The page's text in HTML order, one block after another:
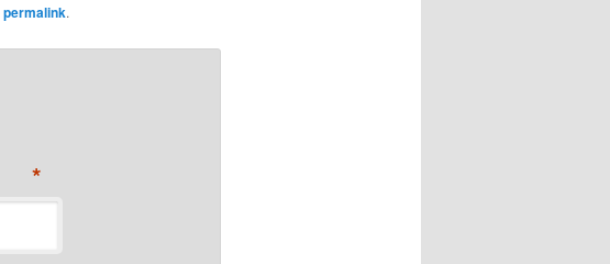
permalink.
*